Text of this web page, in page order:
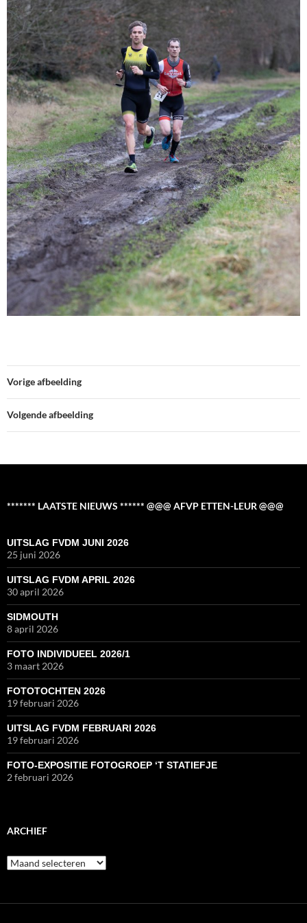
Vorige afbeelding
Volgende afbeelding
******* LAATSTE NIEUWS ****** @@@ AFVP ETTEN-LEUR @@@
UITSLAG FVDM JUNI 2026
25 juni 2026
UITSLAG FVDM APRIL 2026
30 april 2026
SIDMOUTH
8 april 2026
FOTO INDIVIDUEEL 2026/1
3 maart 2026
FOTOTOCHTEN 2026
19 februari 2026
UITSLAG FVDM FEBRUARI 2026
19 februari 2026
FOTO-EXPOSITIE FOTOGROEP ‘T STATIEFJE
2 februari 2026
ARCHIEF
Archief